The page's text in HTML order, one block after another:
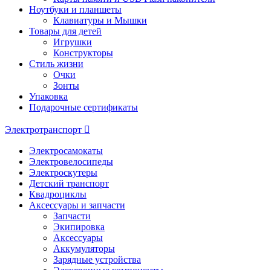
Ноутбуки и планшеты
Клавиатуры и Мышки
Товары для детей
Игрушки
Конструкторы
Стиль жизни
Очки
Зонты
Упаковка
Подарочные сертификаты
Электротранспорт
Электросамокаты
Электровелосипеды
Электроскутеры
Детский транспорт
Квадроциклы
Аксессуары и запчасти
Запчасти
Экипировка
Аксессуары
Аккумуляторы
Зарядные устройства